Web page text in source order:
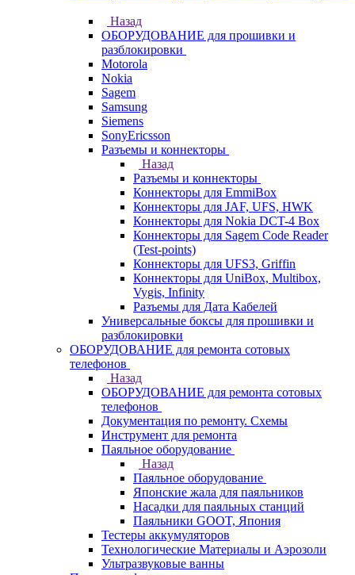
Назад
ОБОРУДОВАНИЕ для прошивки и
разблокировки
Motorola
Nokia
Sagem
Samsung
Siemens
SonyEricsson
Разъемы и коннекторы
Назад
Разъемы и коннекторы
Коннекторы для EmmiBox
Коннекторы для JAF, UFS, HWK
Коннекторы для Nokia DCT-4 Box
Коннекторы для Sagem Code Reader
(Test-points)
Коннекторы для UFS3, Griffin
Коннекторы для UniBox, Multibox,
Vygis, Infinity
Разъемы для Дата Кабелей
Универсальные боксы для прошивки и
разблокировки
ОБОРУДОВАНИЕ для ремонта сотовых
телефонов
Назад
ОБОРУДОВАНИЕ для ремонта сотовых
телефонов
Документация по ремонту. Схемы
Инструмент для ремонта
Паяльное оборудование
Назад
Паяльное оборудование
Японские жала для паяльников
Насадки для паяльных станций
Паяльники GOOT, Япония
Тестеры аккумуляторов
Технологические Материалы и Аэрозоли
Ультразвуковые ванны